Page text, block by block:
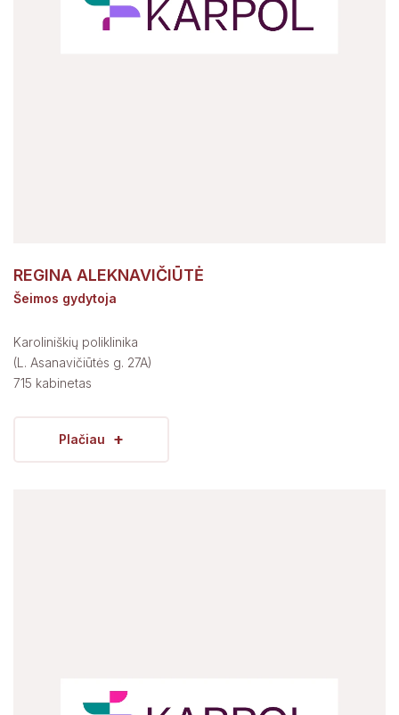
REGINA ALEKNAVIČIŪTĖ
Šeimos gydytoja
Karoliniškių poliklinika
(L. Asanavičiūtės g. 27A)
715 kabinetas
Plačiau +